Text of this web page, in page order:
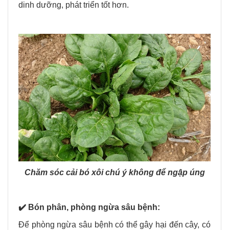
dinh dưỡng, phát triển tốt hơn.
Chăm sóc cải bó xôi chú ý không để ngập úng
✔️ Bón phân, phòng ngừa sâu bệnh:
Để phòng ngừa sâu bệnh có thể gây hại đến cây, có